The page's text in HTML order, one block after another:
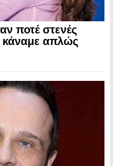
ποτέ στενές
κάναμε απλώς